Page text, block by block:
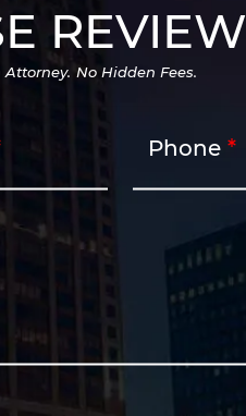
REVIEW
Attorney. No Hidden Fees.
Phone